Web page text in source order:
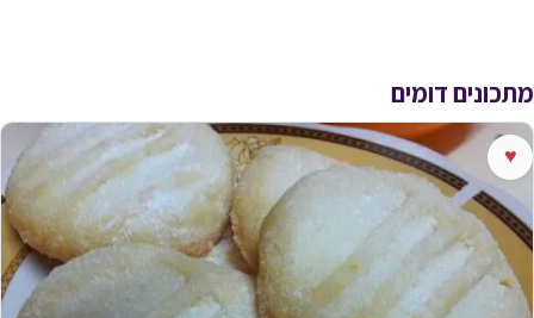
מתכונים דומים
♥